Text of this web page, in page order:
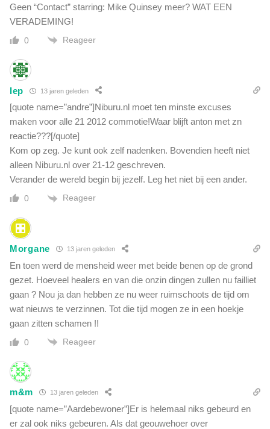
Geen “Contact” starring: Mike Quinsey meer? WAT EEN
VERADEMING!
0 Reageer
Iep 13 jaren geleden
[quote name=”andre”]Niburu.nl moet ten minste excuses
maken voor alle 21 2012 commotie!Waar blijft anton met zn
reactie???[/quote]
Kom op zeg. Je kunt ook zelf nadenken. Bovendien heeft niet
alleen Niburu.nl over 21-12 geschreven.
Verander de wereld begin bij jezelf. Leg het niet bij een ander.
0 Reageer
Morgane 13 jaren geleden
En toen werd de mensheid weer met beide benen op de grond
gezet. Hoeveel healers en van die onzin dingen zullen nu failliet
gaan ? Nou ja dan hebben ze nu weer ruimschoots de tijd om
wat nieuws te verzinnen. Tot die tijd mogen ze in een hoekje
gaan zitten schamen !!
0 Reageer
m&m 13 jaren geleden
[quote name=”Aardebewoner”]Er is helemaal niks gebeurd en
er zal ook niks gebeuren. Als dat geouwehoer over